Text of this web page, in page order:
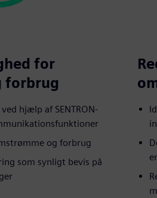
for
forbrug
hjælp af SENTRON-
og forbrug
som synligt bevis på